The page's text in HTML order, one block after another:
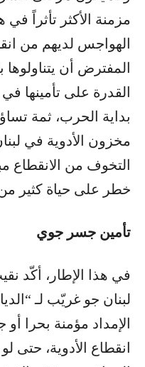
مزمنة الأكثر تأثراً في
الهواجس لديهم من
المفترض أن
القدرة على تأمينها
بداية الحرب، ثمة
مخزون الأدوية في
التخوف من الانقطاع
خطر على حياة كثير
تأمين جسر جوي
في هذا الإطار، أكّد
لبنان جو غريّب لـ
الإمداد مؤمنة بحرا
انقطاع الأدوية،